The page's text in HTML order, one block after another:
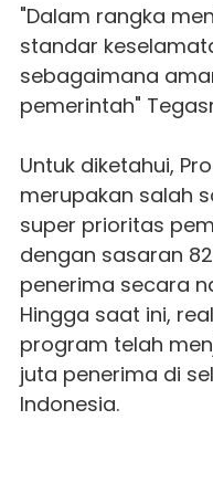
"Dalam rangka
standar
sebagaimana
pemerintah"
Untuk diketahui,
merupakan salah
super prioritas
dengan sasaran
penerima secara
Hingga saat ini,
program telah
juta penerima di
Indonesia.